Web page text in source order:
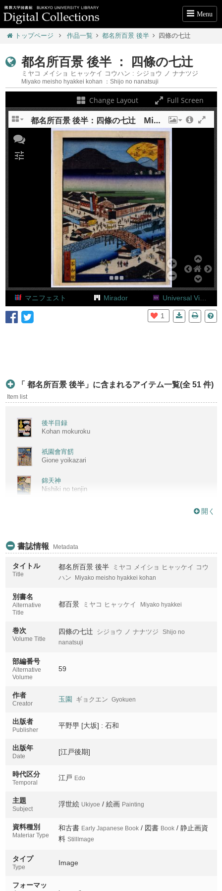
Menu
トップページ 作品一覧 都名所百景 後半 四條の七辻
都名所百景 後半 ： 四條の七辻
ミヤコ メイショ ヒャッケイ コウハン : シジョウ ノ ナナツジ
Miyako meisho hyakkei kohan ：Shijo no nanatsuji
Change Layout Full Screen
+
Add Item
都名所百景 後半：四條の七辻 Miyako meisho hyakkei kohan : Shijo no nanatsuji
tune
マニフェスト Mirador Universal Viewer
1
「 都名所百景 後半」に含まれるアイテム一覧(全 51 件)
Item list
後半目録
Kohan mokuroku
祇園會宵餝
Gione yoikazari
錦天神
Nishiki no tenjin
Nijo kodo
二條堀川橋
Nijo horikawabashi
Rokkakudo saigoku juhachiban reisho
Shijo no nanatsuji
Atagoyama higurashinotaki
Nishiyama tsukinowadera
Hirosawa no ike
高雄の丹楓
Takao no tanfu
Rakuhoku togano
御室
開く
書誌情報 Metadata
タイトル
Title
都名所百景 後半
ミヤコ メイショ ヒャッケイ コウ
ハン
Miyako meisho hyakkei kohan
別書名
Alternative
Title
都百景 ミヤコ ヒャッケイ Miyako hyakkei
巻次
Volume Title
四條の七辻 シジョウ ノ ナナツジ
Shijo no
nanatsuji
部編番号
Alternative
Volume
59
作者
Creator
玉園 ギョクエン Gyokuen
出版者
Publisher
平野甼 [大坂] : 石和
出版年
Date
[江戸後期]
時代区分
Temporal
江戸 Edo
主題
Subject
浮世絵 Ukiyoe / 絵画 Painting
資料種別
Materiar Type
和古書 Early Japanese Book/ 図書 Book/ 静止画資
料 StillImage
タイプ
Type
Image
フォーマッ